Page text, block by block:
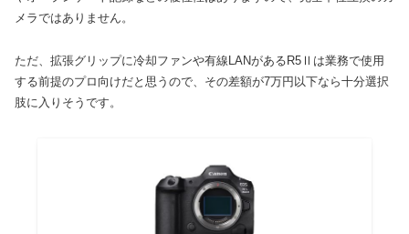
メラではありません。
ただ、拡張グリップに冷却ファンや有線LANがあるR5Ⅱは業務で使用
する前提のプロ向けだと思うので、その差額が7万円以下なら十分選択
肢に入りそうです。